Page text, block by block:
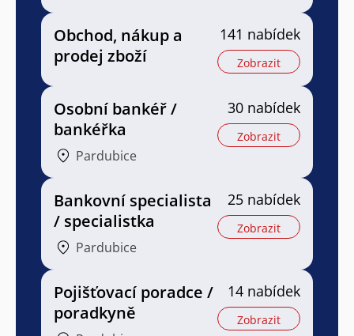
Obchod, nákup a
prodej zboží
141 nabídek
Zobrazit
Osobní bankéř /
bankéřka
Pardubice
30 nabídek
Zobrazit
Bankovní specialista
/ specialistka
Pardubice
25 nabídek
Zobrazit
Pojišťovací poradce /
poradkyně
14 nabídek
Zobrazit